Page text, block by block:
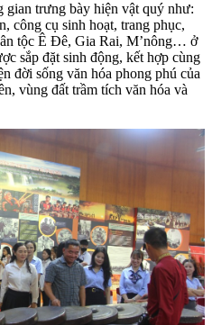
gian trưng bày hiện vật quý như:
công cụ sinh hoạt, trang phục,
tộc Ê Đê, Gia Rai, M’nông… ở
sắp đặt sinh động, kết hợp cùng
đời sống văn hóa phong phú của
vùng đất trầm tích văn hóa và